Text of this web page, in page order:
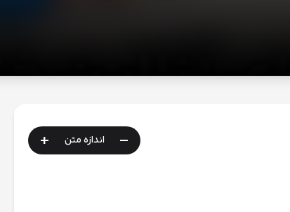
- اندازه متن +